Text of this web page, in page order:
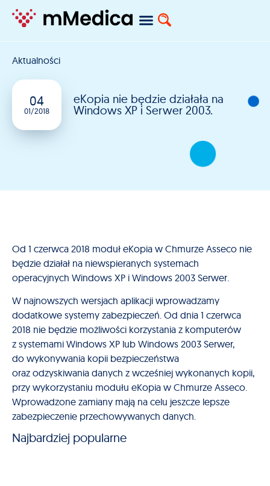
Aktualności
04
01/2018
eKopia nie będzie działała na
Windows XP i Serwer 2003.
Od 1 czerwca 2018 moduł eKopia w Chmurze Asseco nie
będzie działał na niewspieranych systemach
operacyjnych Windows XP i Windows 2003 Serwer.
W najnowszych wersjach aplikacji wprowadzamy
dodatkowe systemy zabezpieczeń. Od dnia 1 czerwca
2018 nie będzie możliwości korzystania z komputerów
z systemami Windows XP lub Windows 2003 Serwer,
do wykonywania kopii bezpieczeństwa
oraz odzyskiwania danych z wcześniej wykonanych kopii,
przy wykorzystaniu modułu eKopia w Chmurze Asseco.
Wprowadzone zamiany mają na celu jeszcze lepsze
zabezpieczenie przechowywanych danych.
Najbardziej popularne